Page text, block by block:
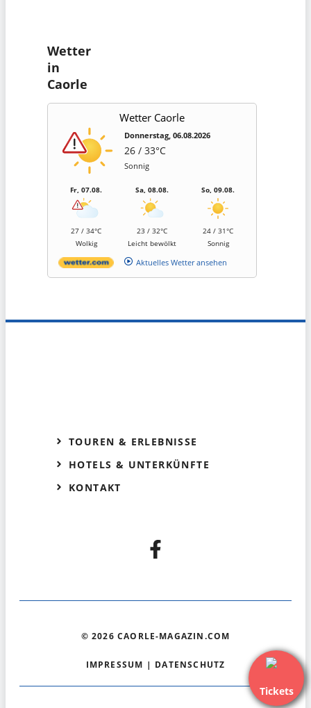
Wetter
in
Caorle
Wetter Caorle
Donnerstag, 06.08.2026
26 / 33°C
Sonnig
Fr, 07.08.
27 / 34°C
Wolkig
Sa, 08.08.
23 / 32°C
Leicht bewölkt
So, 09.08.
24 / 31°C
Sonnig
Aktuelles Wetter ansehen
Tickets
TOUREN & ERLEBNISSE
HOTELS & UNTERKÜNFTE
KONTAKT
© 2026 CAORLE-MAGAZIN.COM
IMPRESSUM | DATENSCHUTZ